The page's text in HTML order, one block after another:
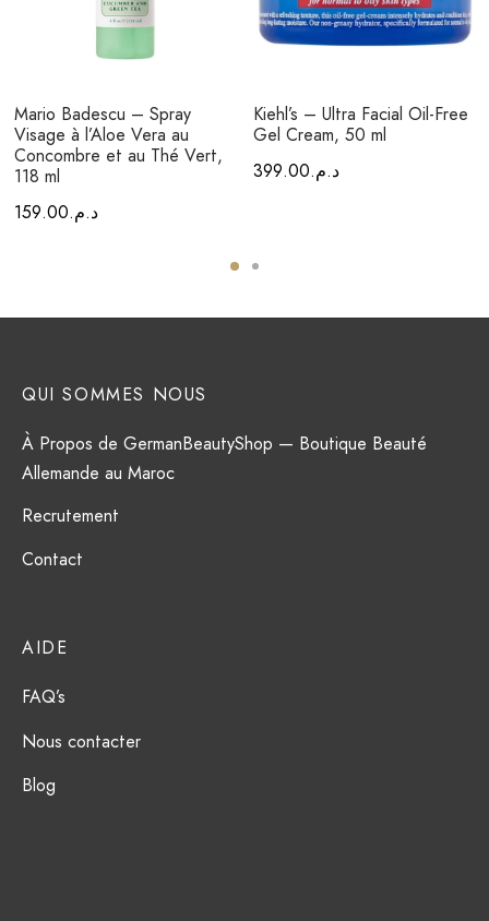
Mario Badescu – Spray
Visage à l’Aloe Vera au
Concombre et au Thé Vert,
118 ml
د.م.159.00
Kiehl’s – Ultra Facial Oil-Free
Gel Cream, 50 ml
د.م.399.00
AIDE
FAQ’s
Nous contacter
Blog
QUI SOMMES NOUS
À Propos de GermanBeautyShop — Boutique Beauté
Allemande au Maroc
Recrutement
Contact